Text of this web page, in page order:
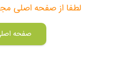
لطفا از صفحه اصلی
صفحه